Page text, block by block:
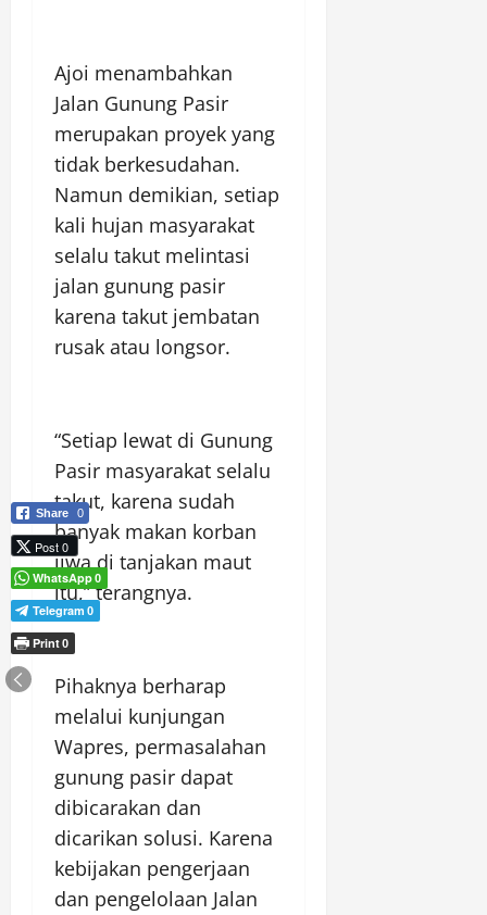
Ajoi menambahkan
Jalan Gunung Pasir
merupakan proyek yang
tidak berkesudahan.
Namun demikian, setiap
kali hujan masyarakat
selalu takut melintasi
jalan gunung pasir
karena takut jembatan
rusak atau longsor.
“Setiap lewat di Gunung
Pasir masyarakat selalu
takut, karena sudah
banyak makan korban
jiwa di tanjakan maut
itu,” terangnya.
Pihaknya berharap
melalui kunjungan
Wapres, permasalahan
gunung pasir dapat
dibicarakan dan
dicarikan solusi. Karena
kebijakan pengerjaan
dan pengelolaan Jalan
Share 0
Post 0
WhatsApp0
Telegram 0
Print0